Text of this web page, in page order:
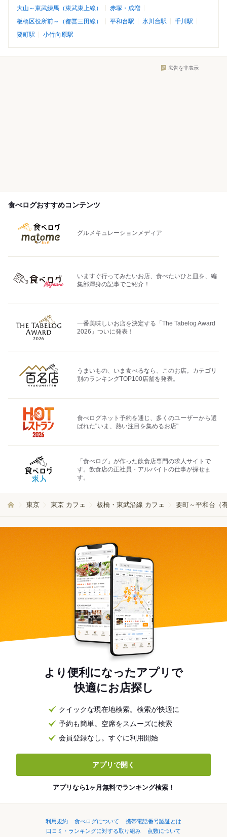
大山～東武練馬（東武東上線）
赤塚・成増
板橋区役所前～（都営三田線）
平和台駅 氷川台駅
千川駅
要町駅
小竹向原駅
広告を非表示
食べログおすすめコンテンツ
グルメキュレーションメディア
いますぐ行ってみたいお店、食べたいひと皿を、編
集部渾身の記事でご紹介！
一番美味しいお店を決定する「The Tabelog Award
2026」ついに発表！
うまいもの、いま食べるなら、このお店。カテゴリ
別のランキングTOP100店舗を発表。
食べログネット予約を通じ、多くのユーザーから選
ばれた"いま、熱い注目を集めるお店"
「食べログ」が作った飲食店専門の求人サイトで
す。飲食店の正社員・アルバイトの仕事が探せま
す。
東京 東京 カフェ 板橋・東武沿線 カフェ 要町～平和台（
より便利になったアプリで
快適にお店探し
クイックな現在地検索。検索が快適に
予約も簡単。空席をスムーズに検索
会員登録なし。すぐに利用開始
アプリで開く
アプリなら1ヶ月無料でランキング検索！
利用規約 食べログについて
携帯電話番号認証とは
口コミ・ランキングに対する取り組み
点数について